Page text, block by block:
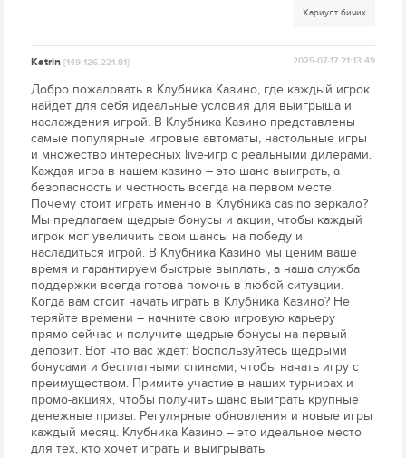
Хариулт бичих
Katrin[149.126.221.81] 2025-07-17 21:13:49
Добро пожаловать в Клубника Казино, где каждый игрок
найдет для себя идеальные условия для выигрыша и
наслаждения игрой. В Клубника Казино представлены
самые популярные игровые автоматы, настольные игры
и множество интересных live-игр с реальными дилерами.
Каждая игра в нашем казино – это шанс выиграть, а
безопасность и честность всегда на первом месте.
Почему стоит играть именно в Клубника casino зеркало?
Мы предлагаем щедрые бонусы и акции, чтобы каждый
игрок мог увеличить свои шансы на победу и
насладиться игрой. В Клубника Казино мы ценим ваше
время и гарантируем быстрые выплаты, а наша служба
поддержки всегда готова помочь в любой ситуации.
Когда вам стоит начать играть в Клубника Казино? Не
теряйте времени – начните свою игровую карьеру
прямо сейчас и получите щедрые бонусы на первый
депозит. Вот что вас ждет: Воспользуйтесь щедрыми
бонусами и бесплатными спинами, чтобы начать игру с
преимуществом. Примите участие в наших турнирах и
промо-акциях, чтобы получить шанс выиграть крупные
денежные призы. Регулярные обновления и новые игры
каждый месяц. Клубника Казино – это идеальное место
для тех, кто хочет играть и выигрывать.